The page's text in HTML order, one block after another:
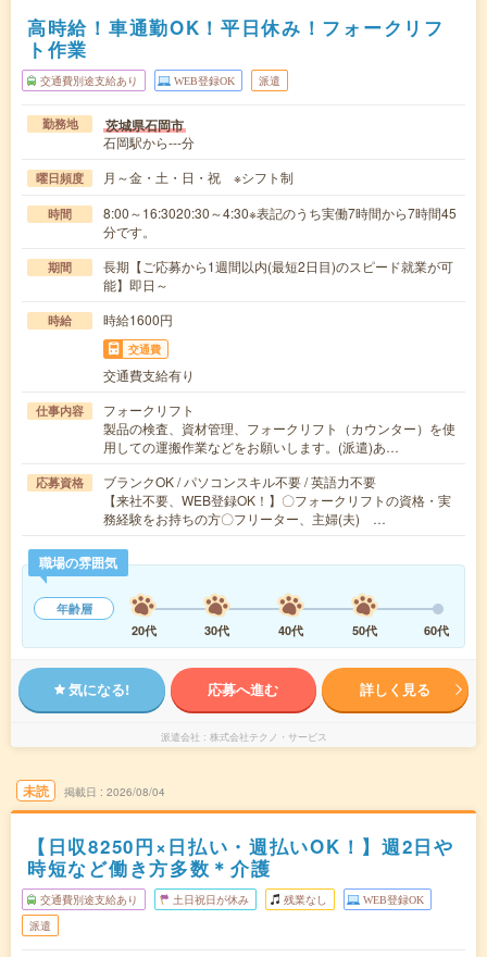
高時給！車通勤OK！平日休み！フォークリフ
ト作業
交通費別途支給あり WEB登録OK 派遣
勤務地 茨城県石岡市
石岡駅から---分
曜日頻度 月～金・土・日・祝 ※シフト制
時間
8:00～16:3020:30～4:30※表記のうち実働7時間から7時間45
分です。
期間
長期【ご応募から1週間以内(最短2日目)のスピード就業が可
能】即日～
時給 時給1600円
交通費
交通費支給有り
仕事内容
フォークリフト
製品の検査、資材管理、フォークリフト（カウンター）を使
用しての運搬作業などをお願いします。(派遣)あ…
応募資格
ブランクOK / パソコンスキル不要 / 英語力不要
【来社不要、WEB登録OK！】〇フォークリフトの資格・実
務経験をお持ちの方〇フリーター、主婦(夫) …
職場の雰囲気
年齢層
20代
30代 40代 50代 60代
気になる! 応募へ進む 詳しく見る
派遣会社 株式会社テクノ・サービス
未読 掲載日 2026/08/04
【日収8250円×日払い・週払いOK！】週2日や
時短など働き方多数＊介護
交通費別途支給あり 土日祝日が休み 残業なし WEB登録OK
派遣